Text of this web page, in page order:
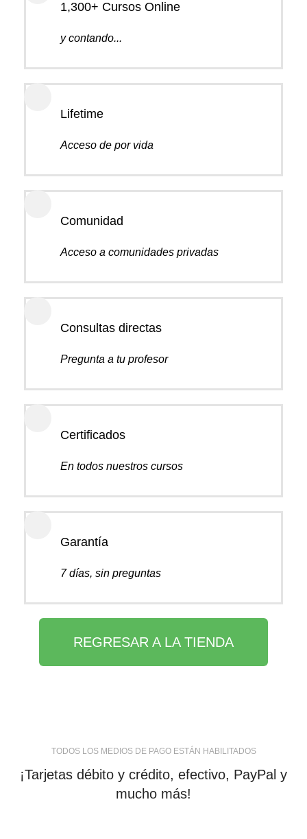
1,300+ Cursos Online
y contando...
Lifetime
Acceso de por vida
Comunidad
Acceso a comunidades privadas
Consultas directas
Pregunta a tu profesor
Certificados
En todos nuestros cursos
Garantía
7 días, sin preguntas
REGRESAR A LA TIENDA
TODOS LOS MEDIOS DE PAGO ESTÁN HABILITADOS
¡Tarjetas débito y crédito, efectivo, PayPal y
mucho más!